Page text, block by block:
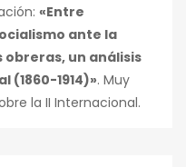
«Entre
ante la
un análisis
1914)». Muy
la II Internacional.